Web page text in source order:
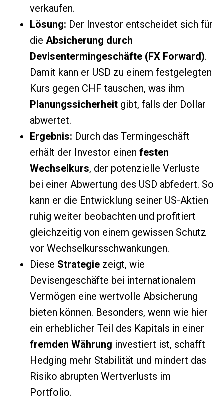
verkaufen.
Lösung: Der Investor entscheidet sich für
die Absicherung durch
Devisentermingeschäfte (FX Forward).
Damit kann er USD zu einem festgelegten
Kurs gegen CHF tauschen, was ihm
Planungssicherheit gibt, falls der Dollar
abwertet.
Ergebnis: Durch das Termingeschäft
erhält der Investor einen festen
Wechselkurs, der potenzielle Verluste
bei einer Abwertung des USD abfedert. So
kann er die Entwicklung seiner US-Aktien
ruhig weiter beobachten und profitiert
gleichzeitig von einem gewissen Schutz
vor Wechselkursschwankungen.
Diese Strategie zeigt, wie
Devisengeschäfte bei internationalem
Vermögen eine wertvolle Absicherung
bieten können. Besonders, wenn wie hier
ein erheblicher Teil des Kapitals in einer
fremden Währung investiert ist, schafft
Hedging mehr Stabilität und mindert das
Risiko abrupten Wertverlusts im
Portfolio.